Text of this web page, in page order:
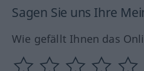
Sagen Sie uns Ihre
Wie gefällt Ihnen das